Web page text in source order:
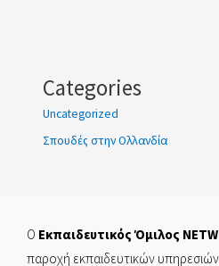
Categories
Uncategorized
Σπουδές στην Ολλανδία
Ο Εκπαιδευτικός Όμιλος
παροχή εκπαιδευτικών